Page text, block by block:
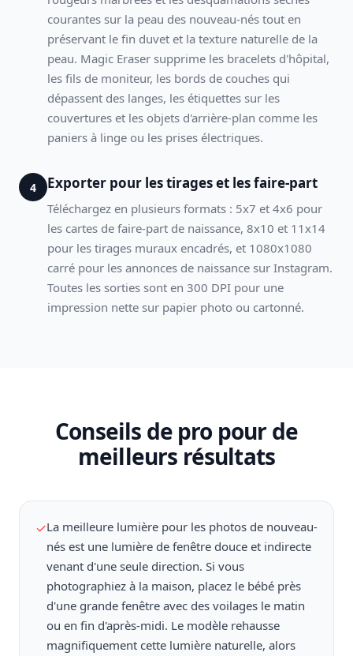
courantes sur la peau des nouveau-nés tout en
préservant le fin duvet et la texture naturelle de la
peau. Magic Eraser supprime les bracelets d'hôpital,
les fils de moniteur, les bords de couches qui
dépassent des langes, les étiquettes sur les
couvertures et les objets d'arrière-plan comme les
paniers à linge ou les prises électriques.
4 Exporter pour les tirages et les faire-part
Téléchargez en plusieurs formats : 5x7 et 4x6 pour
les cartes de faire-part de naissance, 8x10 et 11x14
pour les tirages muraux encadrés, et 1080x1080
carré pour les annonces de naissance sur Instagram.
Toutes les sorties sont en 300 DPI pour une
impression nette sur papier photo ou cartonné.
Conseils de pro pour de
meilleurs résultats
✓La meilleure lumière pour les photos de nouveau-
nés est une lumière de fenêtre douce et indirecte
venant d'une seule direction. Si vous
photographiez à la maison, placez le bébé près
d'une grande fenêtre avec des voilages le matin
ou en fin d'après-midi. Le modèle rehausse
magnifiquement cette lumière naturelle, alors